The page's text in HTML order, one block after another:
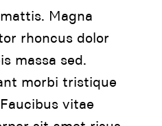
Magna
rhoncus dolor
massa sed.
morbi tristique
vitae